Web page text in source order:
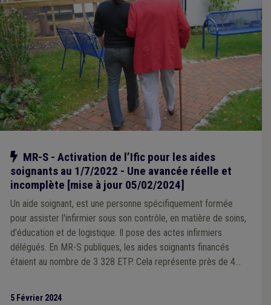
Notre action
MR-S - Activation de l’Ific pour les aides
soignants au 1/7/2022 - Une avancée réelle et
incomplète [mise à jour 05/02/2024]
Un aide soignant, est une personne spécifiquement formée
pour assister l'infirmier sous son contrôle, en matière de soins,
d'éducation et de logistique. Il pose des actes infirmiers
délégués. En MR-S publiques, les aides soignants financés
étaient au nombre de 3 328 ETP. Cela représente près de 4
5 Février 2024